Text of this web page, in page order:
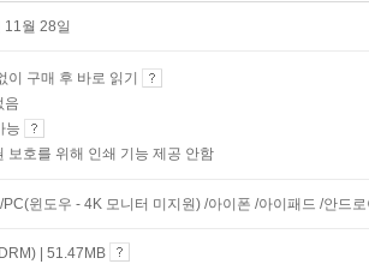
11월 28일
이 구매 후 바로 읽기
음
능
보호를 위해 인쇄 기능 제공 안함
PC(윈도우 - 4K 모니터 미지원) /아이폰 /아이패드 /안드
| 51.47MB